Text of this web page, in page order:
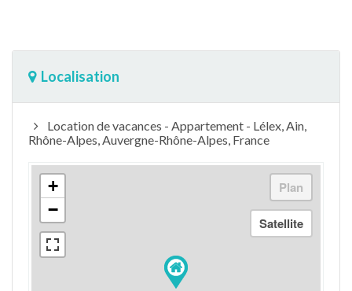
Localisation
Location de vacances - Appartement - Lélex, Ain,
Rhône-Alpes, Auvergne-Rhône-Alpes, France
+
−